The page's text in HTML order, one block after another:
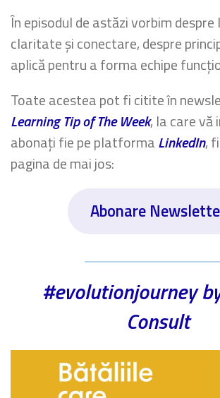
În episodul de astăzi vorbim despre
claritate și conectare, despre
aplică pentru a forma echipe
Toate acestea pot fi citite în
Learning Tip of The Week, la care vă
abonați fie pe platformaLinkedIn,
pagina de mai jos:
Abonare
#evolutionjourney
Consult